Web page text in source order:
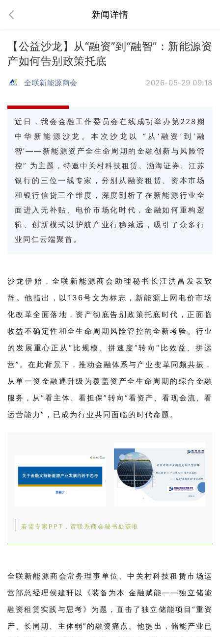
新闻详情
【公益沙龙】从“融资”到“融智”：新能源资
产如何告别政策托底
全联新能源商会 2026-05-29 09:18
近日，我会金融工作委员会在线成功举办第228期
中华新能源沙龙。本次沙龙以 “从‘融资’到‘融
智’——新能源资产全生命周期的金融创新与风险管
控” 为主题，特邀中关村科技租赁、渤海证券、江苏
银行的三位一线专家，分别从融资租赁、资本市场
和银行信贷三个维度，深度剖析了在新能源行业全
面进入无补贴、电价市场化时代，金融如何重构逻
辑、创新模式以护航产业行稳致远，吸引了众多行
业同仁云端聚首。
沙龙伊始，全联新能源商会助理秘书长汪洪昌发表致
辞。他指出，以136号文为标志，新能源上网电价市场
化改革全面落地，资产彻底告别政策托底时代，正面临
收益不确定性和全生命周期风险管控的全新考验。行业
的发展重心正从“比规模、拼速度”转向“比效益、拼运
营”。在此背景下，推动金融体系与产业变革同频共振，
从单一资金融通升级为覆盖资产全生命周期的综合金融
服务，从“看主体、看担保”转向“看资产、看现金流、看
运营能力”，已成为行业共同面临的时代命题。
若需专家PPT，请联系商会秘书处获取
全联新能源商会常务理事单位、中关村科技租赁市场运
营部总经理侯建轩以《装备为本 金融赋能——独立储能
融资租赁实践与思考》为题，直击了独立储能项目“重资
产、长周期、主体弱”的融资痛点。他提出，储能产业已